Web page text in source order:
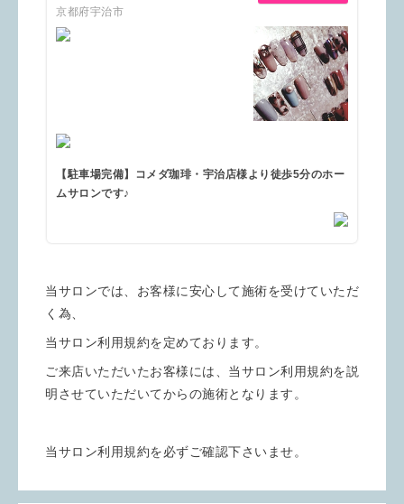
京都府宇治市
【駐車場完備】コメダ珈琲・宇治店様より徒歩5分のホー
ムサロンです♪
当サロンでは、お客様に安心して施術を受けていただ
く為、
当サロン利用規約を定めております。
ご来店いただいたお客様には、当サロン利用規約を説
明させていただいてからの施術となります。
当サロン利用規約を必ずご確認下さいませ。